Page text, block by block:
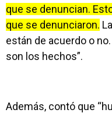
que se denuncian.
que se denunciaron.
están de acuerdo o
son los hechos”.
Además, contó que